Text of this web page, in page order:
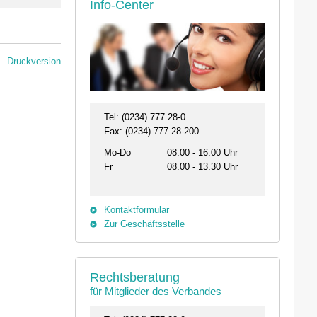
Druckversion
Info-Center
Tel: (0234) 777 28-0
Fax: (0234) 777 28-200
Mo-Do
08.00 - 16:00 Uhr
Fr
08.00 - 13.30 Uhr
Kontaktformular
Zur Geschäftsstelle
Rechtsberatung
für Mitglieder des Verbandes